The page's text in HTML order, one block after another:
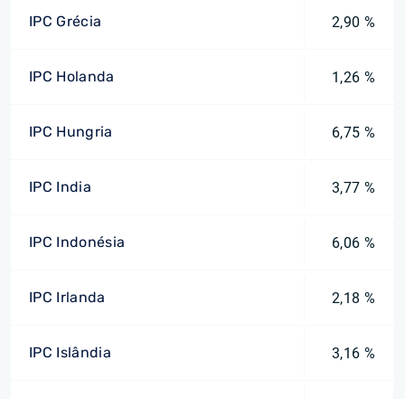
IPC Grécia 2,90 %
IPC Holanda 1,26 %
IPC Hungria 6,75 %
IPC India 3,77 %
IPC Indonésia 6,06 %
IPC Irlanda 2,18 %
IPC Islândia 3,16 %